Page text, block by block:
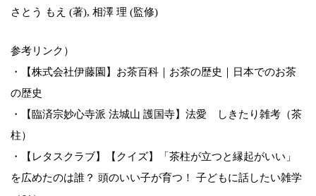
さとう もえ (著), 相澤 理 (監修)
参考リンク）
・【株式会社伊藤園】お茶百科｜お茶の歴史｜日本でのお茶
の歴史
・【臨済宗妙心寺派 法城山 護国寺】法愛 しきたり雑考（茶
柱）
・【レタスクラブ】【クイズ】「茶柱が立つと縁起がいい」
を広めたのは誰？ 頭のいい子が育つ！ 子どもに話したい雑学